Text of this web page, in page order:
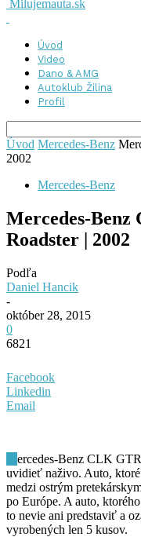
Milujemauta.sk
Úvod
Video
Dano & AMG
Autoklub Žilina
Profil
Úvod Mercedes-Benz
2002
Mercedes-Benz
Mercedes-
Roadster | 2002
Podľa
Daniel Hancik
-
október 28, 2015
0
6821
Facebook
Linkedin
Email
ercedes-Benz CLK
uvidieť naživo. Auto,
medzi ostrým
po Európe. A auto,
to nevie ani predstaviť a
vyrobených len 5 kusov.